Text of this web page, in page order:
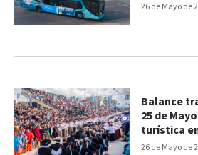
26 de Mayo de
$1.238
26 de Mayo de
Balance
25 de
turística
superior a